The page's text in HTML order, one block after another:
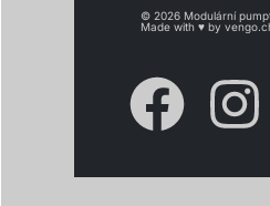
© 2026 Modulární
Made with ♥ by